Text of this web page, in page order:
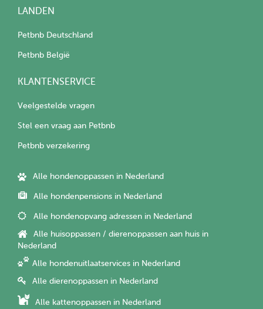
LANDEN
Petbnb Deutschland
Petbnb België
KLANTENSERVICE
Veelgestelde vragen
Stel een vraag aan Petbnb
Petbnb verzekering
Alle hondenoppassen in Nederland
Alle hondenpensions in Nederland
Alle hondenopvang adressen in Nederland
Alle huisoppassen / dierenoppassen aan huis in
Nederland
Alle hondenuitlaatservices in Nederland
Alle dierenoppassen in Nederland
Alle kattenoppassen in Nederland